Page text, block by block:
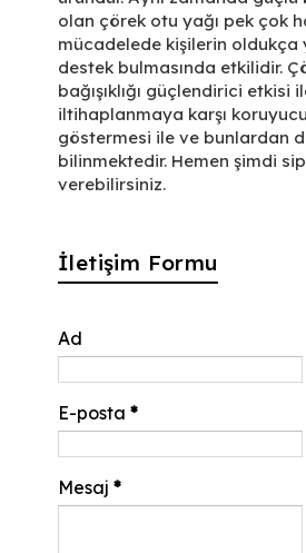
olan çörek otu yağı pek çok
mücadelede kişilerin oldukça
destek bulmasında etkilidir.
bağışıklığı güçlendirici etkisi
iltihaplanmaya karşı
göstermesi ile ve bunlardan
bilinmektedir. Hemen şimdi
verebilirsiniz.
İletişim Formu
Ad
E-posta *
Mesaj *